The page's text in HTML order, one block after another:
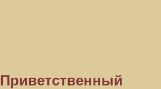
Приветственный